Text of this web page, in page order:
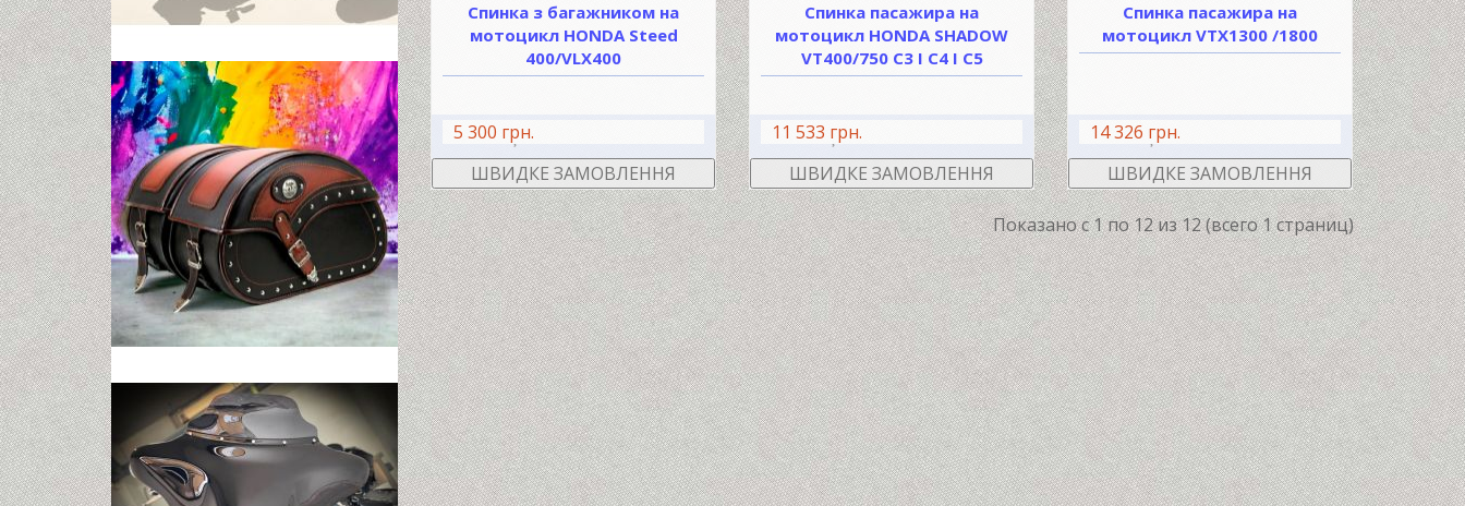
Спинка з багажником на
мотоцикл HONDA Steed
400/VLX400
5 300 грн.
ШВИДКЕ ЗАМОВЛЕННЯ
Спинка пасажира на
мотоцикл HONDA SHADOW
VT400/750 C3 I C4 I C5
11 533 грн.
ШВИДКЕ ЗАМОВЛЕННЯ
Спинка пасажира на
мотоцикл VTX1300 /1800
14 326 грн.
ШВИДКЕ ЗАМОВЛЕННЯ
Показано с 1 по 12 из 12 (всего 1 страниц)